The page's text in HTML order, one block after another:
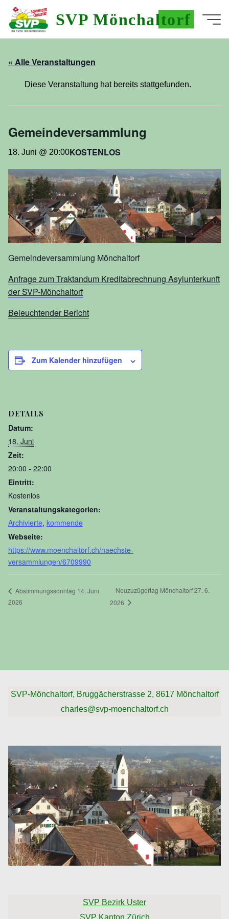
Skip
content
SVP Mönchaltorf
HomeSeite
« Alle Veranstaltungen
Diese Veranstaltung hat bereits stattgefunden.
Gemeindeversammlung
18. Juni @ 20:00KOSTENLOS
Gemeindeversammlung Mönchaltorf
Anfrage zum Traktandum Kreditabrechnung Asylunterkunft
der SVP-Mönchaltorf
Beleuchtender Bericht
Zum Kalender hinzufügen
DETAILS
Datum:
18. Juni
Zeit:
20:00 - 22:00
Eintritt:
Kostenlos
Veranstaltungskategorien:
Archivierte,kommende
Webseite:
https://www.moenchaltorf.ch/naechste-
versammlungen/6709990
Abstimmungssonntag 14. Juni
2026
Neuzuzügertag Mönchaltorf 27. 6.
2026
SVP-Mönchaltorf, Bruggächerstrasse 2, 8617 Mönchaltorf
charles@svp-moenchaltorf.ch
SVP Bezirk Uster
SVP Kanton Zürich